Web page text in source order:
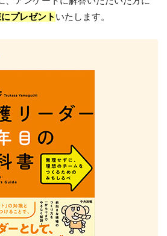
プレゼント いたします。